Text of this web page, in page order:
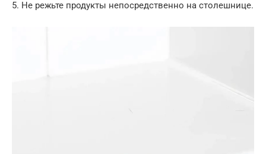
5. Не режьте продукты непосредственно на столешнице.